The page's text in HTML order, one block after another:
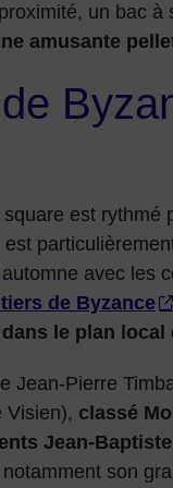
un bac
amusante
est rythmé
est
avec les
de Byzance
le plan local
Jean-Pierre
Visien), classé
Jean-
son